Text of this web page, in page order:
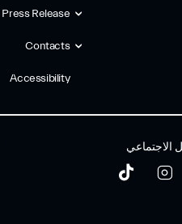
Press Release
Contacts
Accessibility
الاجتماعي